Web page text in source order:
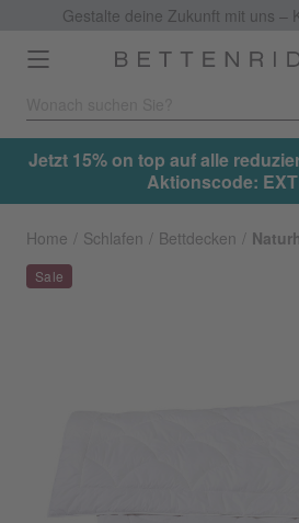
Gestalte deine Zukunft mit uns –
Toggle
navigation
Jetzt 15% on top auf alle
Aktionscode:
Home Schlafen Bettdecken